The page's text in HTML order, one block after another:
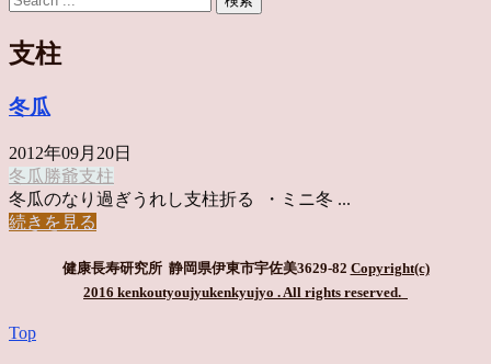
支柱
冬瓜
2012年09月20日
冬瓜 勝爺支柱
冬瓜のなり過ぎうれし支柱折る ・ミニ冬 ...
続きを見る
健康長寿研究所 静岡県伊東市宇佐美3629-82 Copyright(c)
2016 kenkoutyoujyukenkyujyo . All rights reserved.
Top